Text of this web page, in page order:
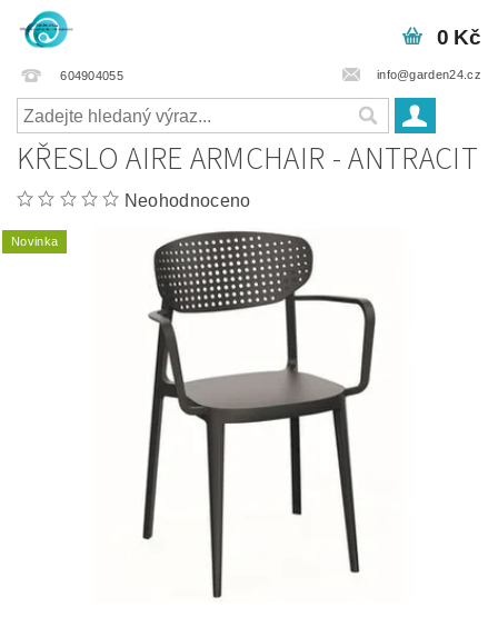
604904055 info@garden24.cz
0 Kč
KŘESLO AIRE ARMCHAIR - ANTRACIT
Neohodnoceno
Novinka